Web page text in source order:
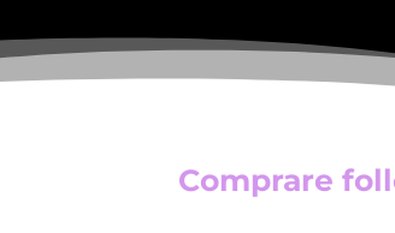
Comprare